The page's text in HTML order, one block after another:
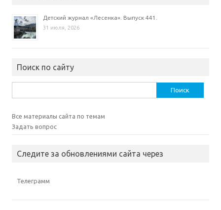
Детский журнал «Лесенка». Выпуск 441.
31 июля, 2026
Поиск по сайту
Все материалы сайта по темам
Задать вопрос
Следите за обновлениями сайта через
Телеграмм